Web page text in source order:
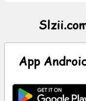
Kuntatti
App